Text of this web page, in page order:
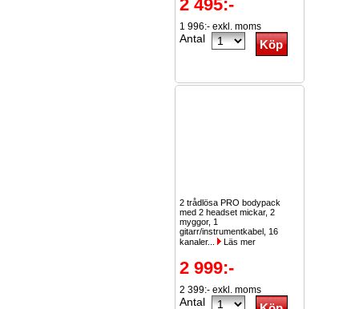
2 495:-
1 996:- exkl. moms
Antal
2 trådlösa PRO bodypack
med 2 headset mickar, 2
myggor, 1
gitarr/instrumentkabel, 16
kanaler...
Läs mer
2 999:-
2 399:- exkl. moms
Antal